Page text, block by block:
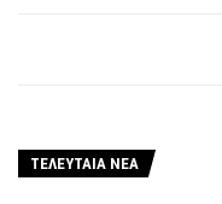
ΤΕΛΕΥΤΑΙΑ ΝΕΑ